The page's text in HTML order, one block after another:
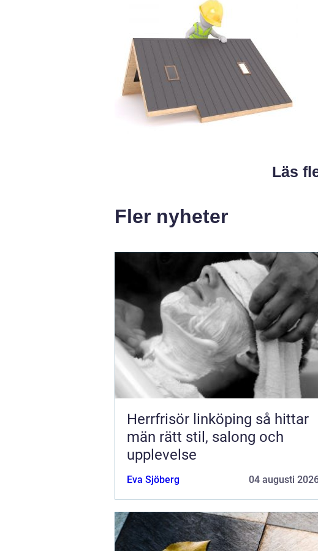
Läs
Fler nyheter
Herrfrisör linköping så hittar
män rätt stil, salong och
upplevelse
Eva Sjöberg 04 augusti